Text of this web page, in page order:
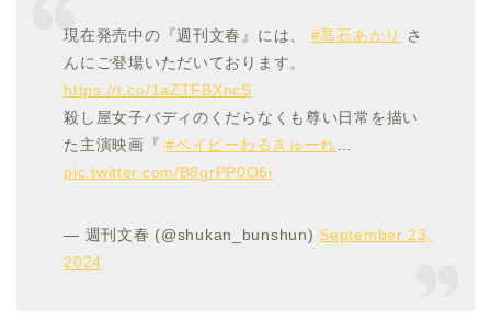
現在発売中の『週刊文春』には、 #髙石あかり
さ
んにご登場いただいております。
https://t.co/1aZTFBXncS
殺し屋女子バディのくだらなくも尊い日常を描い
た主演映画『#ベイビーわるきゅーれ
pic.twitter.com/B8grPP0O6i
— 週刊文春 (@shukan_bunshun) September 23,
2024